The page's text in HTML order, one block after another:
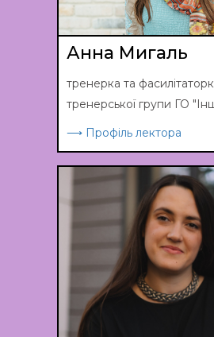
Анна Мигаль
тренерка та
тренерської групи ГО
⟶ Профіль лектора